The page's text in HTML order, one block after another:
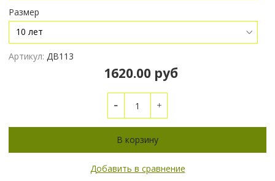
Размер
Артикул: ДВ113
1620.00 руб
В корзину
Добавить в сравнение